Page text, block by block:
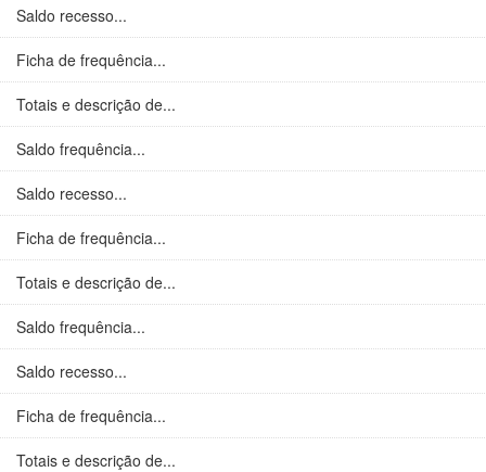
Saldo recesso...
Ficha de frequência...
Totais e descrição de...
Saldo frequência...
Saldo recesso...
Ficha de frequência...
Totais e descrição de...
Saldo frequência...
Saldo recesso...
Ficha de frequência...
Totais e descrição de...